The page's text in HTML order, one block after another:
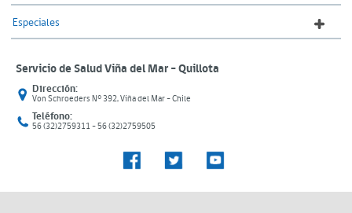
Especiales
Servicio de Salud Viña del Mar – Quillota
Dirección:
Von Schroeders N° 392, Viña del Mar - Chile
Teléfono:
56 (32)2759311 - 56 (32)2759505